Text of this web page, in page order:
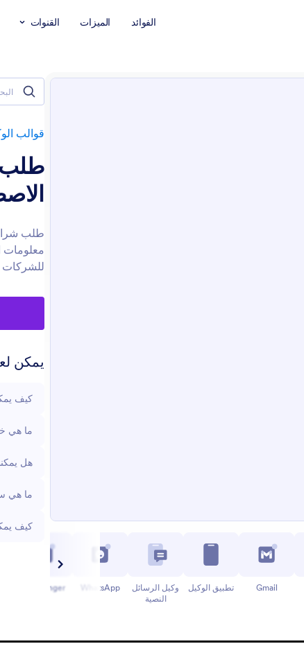
الفوائد الميزات القنوات
قوالب
طلب
طلب
معلومات
للشركات
يمكن
كيف
ما هي
هل
ما هي
كيف
Gmail تطبيق الوكيل
وكيل الرسائل
النصية
WhatsApp
Messenger